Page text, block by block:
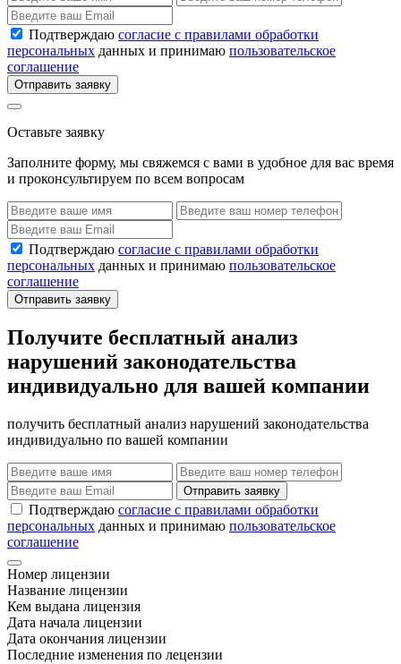
Подтверждаю согласие с правилами обработки
персональных данных и принимаю пользовательское
соглашение
Отправить заявку
Оставьте заявку
Заполните форму, мы свяжемся с вами в удобное для вас время
и проконсультируем по всем вопросам
Подтверждаю согласие с правилами обработки
персональных данных и принимаю пользовательское
соглашение
Отправить заявку
Получите бесплатный анализ
нарушений законодательства
индивидуально для вашей компании
получить бесплатный анализ нарушений законодательства
индивидуально по вашей компании
Отправить заявку
Подтверждаю согласие с правилами обработки
персональных данных и принимаю пользовательское
соглашение
Номер лицензии
Название лицензии
Кем выдана лицензия
Дата начала лицензии
Дата окончания лицензии
Последние изменения по лецензии